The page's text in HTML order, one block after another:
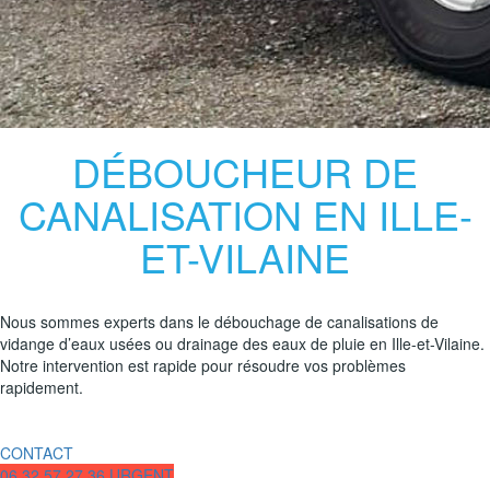
DÉBOUCHEUR DE
CANALISATION EN ILLE-
ET-VILAINE
Nous sommes experts dans le débouchage de canalisations de
vidange d’eaux usées ou drainage des eaux de pluie en Ille-et-Vilaine.
Notre intervention est rapide pour résoudre vos problèmes
rapidement.
CONTACT